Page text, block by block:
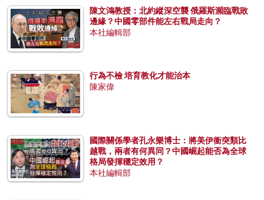
陳文鴻教授：北約縱深空襲 俄羅斯瀕臨戰敗
邊緣？中國零部件能左右戰局走向？
本社編輯部
行為不檢 培育教化才能治本
陳家偉
國際關係學者孔永樂博士：將美伊衝突類比
越戰，兩者有何異同？中國崛起能否為全球
格局發揮穩定效用？
本社編輯部